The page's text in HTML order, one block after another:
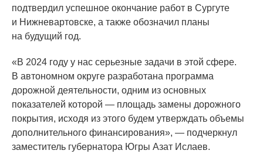
подтвердил успешное окончание работ в Сургуте
и Нижневартовске, а также обозначил планы
на будущий год.
«В 2024 году у нас серьезные задачи в этой сфере.
В автономном округе разработана программа
дорожной деятельности, одним из основных
показателей которой — площадь замены дорожного
покрытия, исходя из этого будем утверждать объемы
дополнительного финансирования», — подчеркнул
заместитель губернатора Югры Азат Ислаев.